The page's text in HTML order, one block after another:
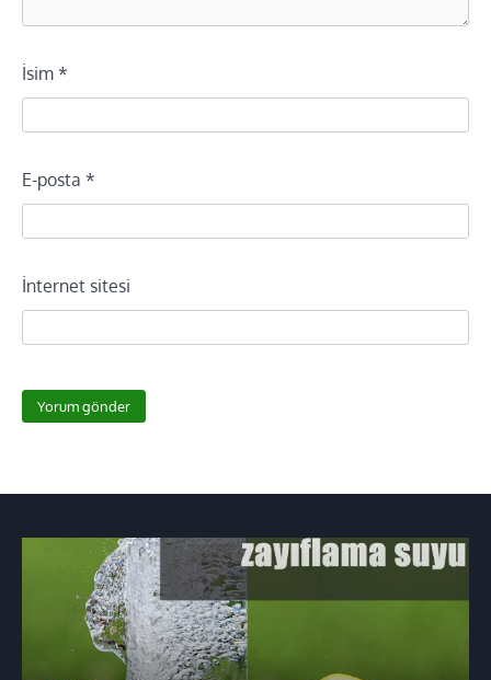
İsim *
E-posta *
İnternet sitesi